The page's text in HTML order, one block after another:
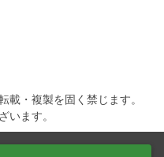
・複製を固く禁じます。
ます。